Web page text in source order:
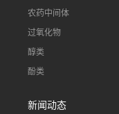
农药中间体
过氧化物
醇类
酚类
新闻动态